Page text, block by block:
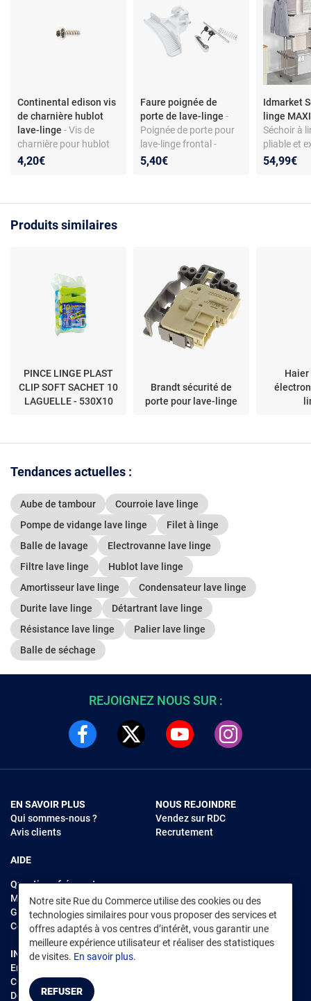
Continental edison vis
de charnière hublot
lave-linge - Vis de
charnière pour hublot
de lave-linge - Acier
4,20€
Faure poignée de
porte de lave-linge-
Poignée de porte pour
lave-linge frontal -
compatible
5,40€
Idmarket
linge
Séchoir à
pliable et
niveaux
54,99€
Produits similaires
PINCE LINGE PLAST
CLIP SOFT SACHET 10
LAGUELLE - 530X10
Brandt sécurité de
porte pour lave-linge
Tendances actuelles :
Aube de tambour
Courroie lave linge
Pompe de vidange lave linge
Filet à linge
Balle de lavage
Electrovanne lave linge
Filtre lave linge
Hublot lave linge
Amortisseur lave linge
Condensateur lave linge
Durite lave linge
Détartrant lave linge
Résistance lave linge
Palier lave linge
Balle de séchage
Notre site Rue du Commerce utilise des cookies ou des
technologies similaires pour vous proposer des services et
offres adaptés à vos centres d’intérêt, vous garantir une
meilleure expérience utilisateur et réaliser des statistiques
de visites. En savoir plus.
REFUSER
REJOIGNEZ NOUS SUR :
EN SAVOIR PLUS
Qui sommes-nous ?
Avis clients
AIDE
Questions fréquentes
Modes de règlements
Garantie et retours
Contacter Rue du Commerce
NOUS REJOINDRE
Vendez sur RDC
Recrutement
INFORMATIONS LÉGALES
Environnement
CGV /CGU Marketplace
Données personnelles